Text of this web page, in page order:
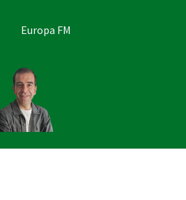
Europa FM